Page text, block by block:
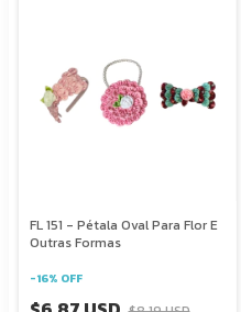
FL 151 - Pétala Oval Para Flor E
Outras Formas
-16% OFF